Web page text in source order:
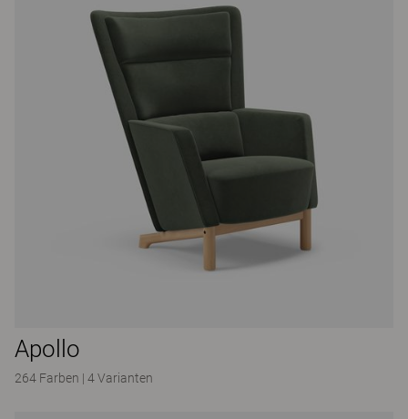
Apollo
264 Farben | 4 Varianten